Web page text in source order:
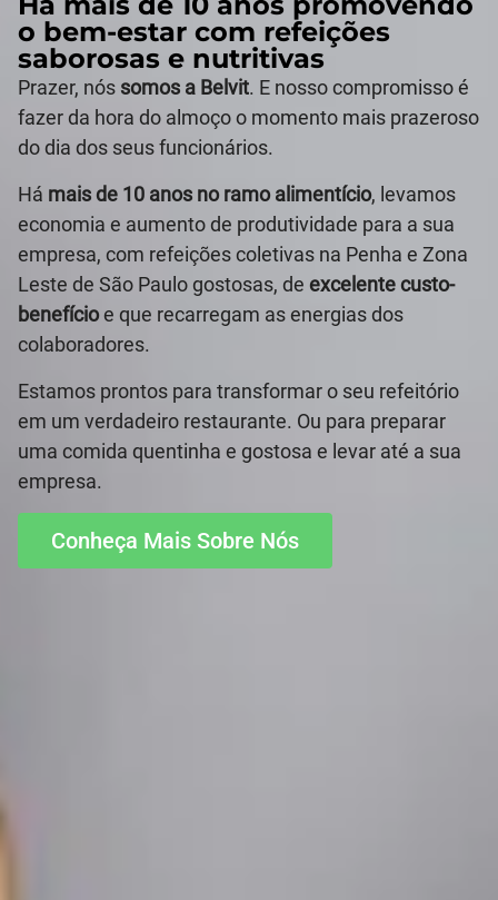
o bem-estar com refeições
saborosas e nutritivas
Prazer, nós somos a Belvit. E nosso compromisso é
fazer da hora do almoço o momento mais prazeroso
do dia dos seus funcionários.
Há mais de 10 anos no ramo alimentício, levamos
economia e aumento de produtividade para a sua
empresa, com refeições coletivas na Penha e Zona
Leste de São Paulo gostosas, de excelente custo-
benefícioe que recarregam as energias dos
colaboradores.
Estamos prontos para transformar o seu refeitório
em um verdadeiro restaurante. Ou para preparar
uma comida quentinha e gostosa e levar até a sua
empresa.
Conheça Mais Sobre Nós